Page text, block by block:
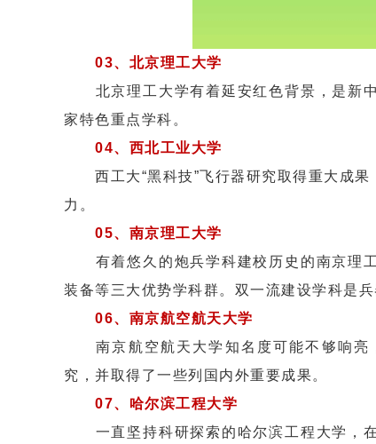
03、北京理工大学
北京理工大学有着延安红色背景，是新中
家特色重点学科。
04、西北工业大学
西工大“黑科技”飞行器研究取得重大成果
力。
05、南京理工大学
有着悠久的炮兵学科建校历史的南京理工
装备等三大优势学科群。双一流建设学科是
06、南京航空航天大学
南京航空航天大学知名度可能不够响亮
究，并取得了一些列国内外重要成果。
07、哈尔滨工程大学
一直坚持科研探索的哈尔滨工程大学，在